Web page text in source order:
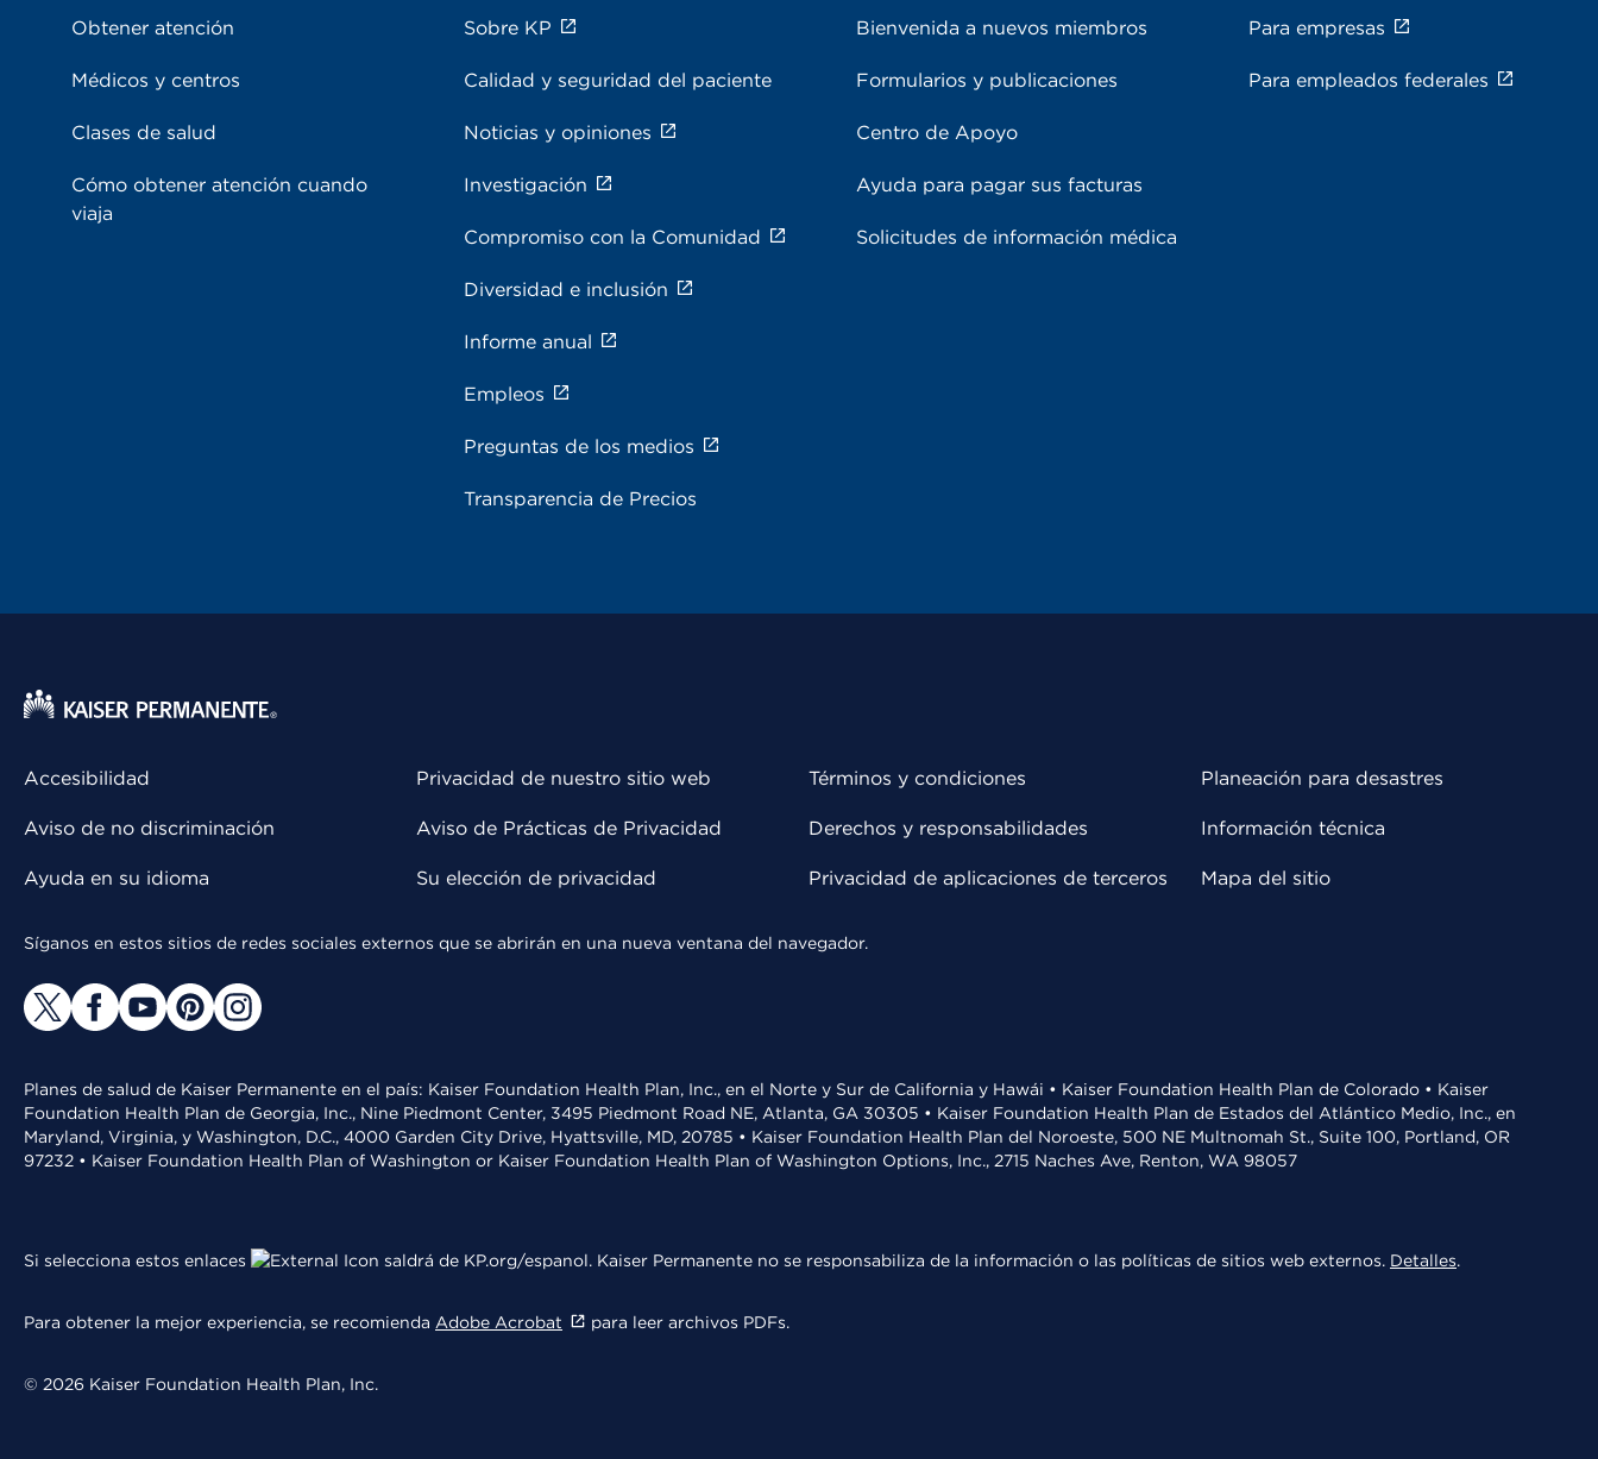
Obtener atención
Médicos y centros
Clases de salud
Cómo obtener atención cuando
viaja
Sobre KP
Calidad y seguridad del paciente
Noticias y opiniones
Investigación
Compromiso con la Comunidad
Diversidad e inclusión
Informe anual
Empleos
Preguntas de los medios
Transparencia de Precios
Bienvenida a nuevos miembros
Formularios y publicaciones
Centro de Apoyo
Ayuda para pagar sus facturas
Solicitudes de información médica
Para empresas
Para empleados federales
Accesibilidad
Aviso de no discriminación
Ayuda en su idioma
Privacidad de nuestro sitio web
Aviso de Prácticas de Privacidad
Su elección de privacidad
Términos y condiciones
Derechos y responsabilidades
Privacidad de aplicaciones de terceros
Planeación para desastres
Información técnica
Mapa del sitio
Síganos en estos sitios de redes sociales externos que se abrirán en una nueva ventana del navegador.
Planes de salud de Kaiser Permanente en el país: Kaiser Foundation Health Plan, Inc., en el Norte y Sur de California y Hawái • Kaiser Foundation Health Plan de Colorado • Kaiser
Foundation Health Plan de Georgia, Inc., Nine Piedmont Center, 3495 Piedmont Road NE, Atlanta, GA 30305 • Kaiser Foundation Health Plan de Estados del Atlántico Medio, Inc., en
Maryland, Virginia, y Washington, D.C., 4000 Garden City Drive, Hyattsville, MD, 20785 • Kaiser Foundation Health Plan del Noroeste, 500 NE Multnomah St., Suite 100, Portland, OR
97232 • Kaiser Foundation Health Plan of Washington or Kaiser Foundation Health Plan of Washington Options, Inc., 2715 Naches Ave, Renton, WA 98057
Si selecciona estos enlaces saldrá de KP.org/espanol. Kaiser Permanente no se responsabiliza de la información o las políticas de sitios web externos. Detalles.
Para obtener la mejor experiencia, se recomienda Adobe Acrobat para leer archivos PDFs.
© 2026 Kaiser Foundation Health Plan, Inc.